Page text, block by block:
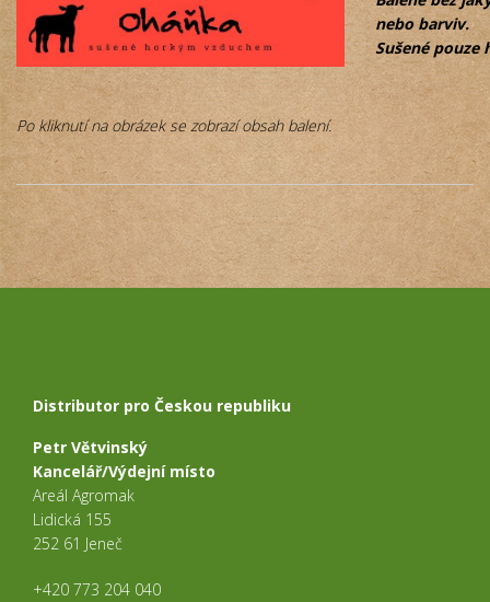
nebo barviv.
Sušené pouze
Po kliknutí na obrázek se zobrazí obsah balení.
Distributor pro Českou republiku
Petr Větvinský
Kancelář/Výdejní místo
Areál Agromak
Lidická 155
252 61 Jeneč
+420 773 204 040